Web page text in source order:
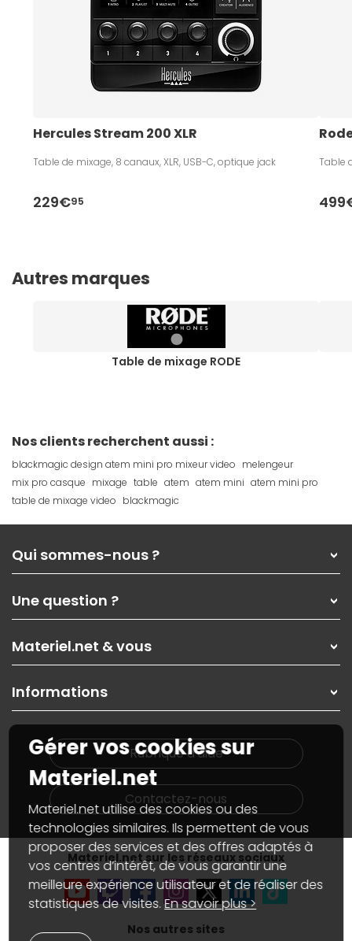
Hercules Stream 200 XLR
Table de mixage, 8 canaux, XLR, USB-C, optique jack
229€95
Table
Autres marques
Table de mixage RODE
Nos clients recherchent aussi :
blackmagic design atem mini pro mixeur video melengeur
mix pro casque mixage table atem atem mini atem mini pro
table de mixage video blackmagic
Qui sommes-nous ?
Nos services
Les magasins Materiel.net
Nos solutions pour les pros
Contactez-nous
Une question ?
Paiement, livraison
Garanties,Pack Zen
SAV, demander un retour
Informations
Materiel.net & vous
On rachète votre carte graphique
PC sur mesure : Votre RDV personnalisé
Notre démarche écologique
Materiel.net recrute
Notre programme d'affiliation
Partenariat & Sponsoring
Informations
Plan du site
Nos marques
Conditions générales de vente
Marketplace
Informations légales
Données personnellesetcookies
Gérer vos cookies
Accessibilité : non conforme
Rubrique d'aide
Contactez-nous
Materiel.net sur les réseaux sociaux
Nos autres sites
Gérer vos cookies sur
Materiel.net
Materiel.net utilise des cookies ou des
technologies similaires. Ils permettent de vous
proposer des services et des offres adaptés à
vos centres d’intérêt, de vous garantir une
meilleure expérience utilisateur et de réaliser des
statistiques de visites.En savoir plus >